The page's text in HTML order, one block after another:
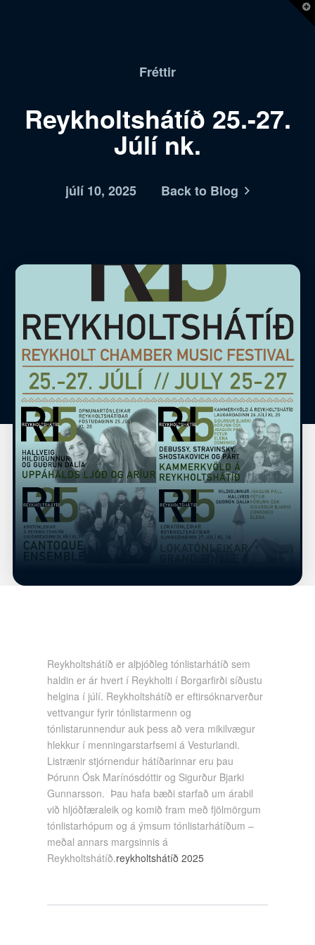
Fréttir
Reykholtshátíð 25.-27.
Júlí nk.
júlí 10, 2025 Back to Blog
Reykholtshátíð er alþjóðleg tónlistarhátíð sem
haldin er ár hvert í Reykholti í Borgarfirði síðustu
helgina í júlí. Reykholtshátíð er eftirsóknarverður
vettvangur fyrir tónlistarmenn og
tónlistarunnendur auk þess að vera mikilvægur
hlekkur í menningarstarfsemi á Vesturlandi.
Listrænir stjórnendur hátíðarinnar eru þau
Þórunn Ósk Marínósdóttir og Sigurður Bjarki
Gunnarsson. Þau hafa bæði starfað um árabil
við hljóðfæraleik og komið fram með fjölmörgum
tónlistarhópum og á ýmsum tónlistarhátíðum –
meðal annars margsinnis á
Reykholtshátíð.reykholtshátíð 2025